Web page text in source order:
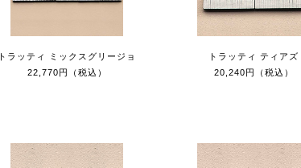
トラッティ ミックスグリージョ
22,770円（税込）
トラッティ ティアズ
20,240円（税込）